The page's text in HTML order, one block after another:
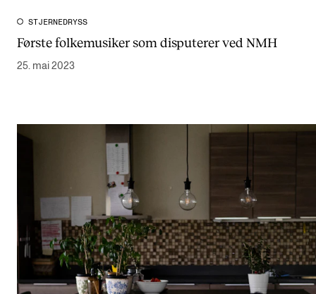
STJERNEDRYSS
Første folkemusiker som disputerer ved NMH
25. mai 2023